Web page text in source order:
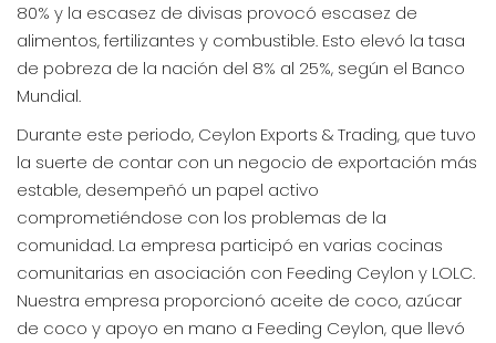
80% y la escasez de divisas provocó escasez de
alimentos, fertilizantes y combustible. Esto elevó la tasa
de pobreza de la nación del 8% al 25%, según el Banco
Mundial.
Durante este periodo, Ceylon Exports & Trading, que tuvo
la suerte de contar con un negocio de exportación más
estable, desempeñó un papel activo
comprometiéndose con los problemas de la
comunidad. La empresa participó en varias cocinas
comunitarias en asociación con Feeding Ceylon y LOLC.
Nuestra empresa proporcionó aceite de coco, azúcar
de coco y apoyo en mano a Feeding Ceylon, que llevó